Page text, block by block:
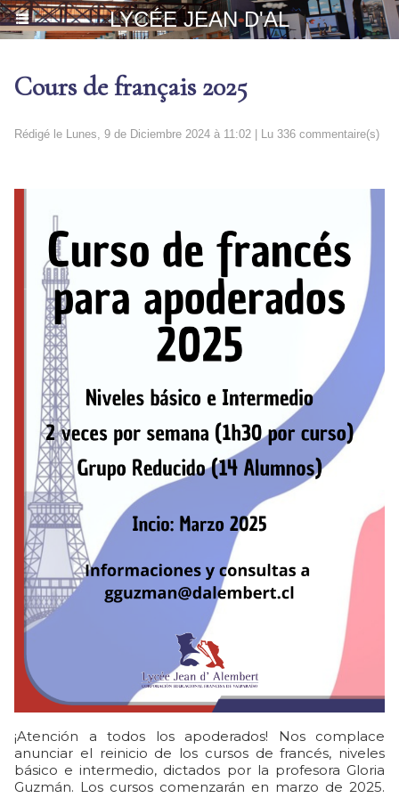
LYCÉE JEAN D'AL
Cours de français 2025
Rédigé le Lunes, 9 de Diciembre 2024 à 11:02 | Lu 336 commentaire(s)
¡Atención a todos los apoderados! Nos complace
anunciar el reinicio de los cursos de francés, niveles
básico e intermedio, dictados por la profesora Gloria
Guzmán. Los cursos comenzarán en marzo de 2025.